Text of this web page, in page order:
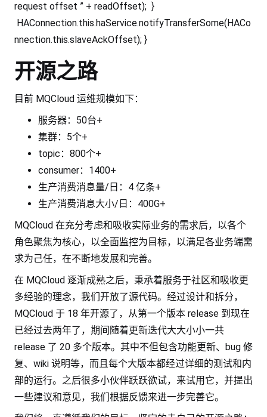
request offset ” + readOffset); }
HAConnection.this.haService.notifyTransferSome(HACo
nnection.this.slaveAckOffset); }
开源之路
目前 MQCloud 运维规模如下：
服务器：50台+
集群：5个+
topic：800个+
consumer：1400+
生产消费消息量/日：4 亿条+
生产消费消息大小/日：400G+
MQCloud 在充分考虑和吸收实际业务的需求后，以各个
角色聚焦为核心，以全面监控为目标，以满足各业务端需
求为己任，在不断地发展和完善。
在 MQCloud 逐渐成熟之后，秉承着服务于社区和吸收更
多经验的理念，我们开放了源代码。经过设计和拆分，
MQCloud 于 18 年开源了，从第一个版本 release 到现在
已经过去两年了，期间随着更新迭代大大小小一共
release 了 20 多个版本。其中不但包含功能更新、bug 修
复、wiki 说明等，而且每个大版本都经过详细的测试和内
部的运行。之后很多小伙伴跃跃欲试，来试用它，并提出
一些建议和意见，我们根据反馈来进一步完善它。